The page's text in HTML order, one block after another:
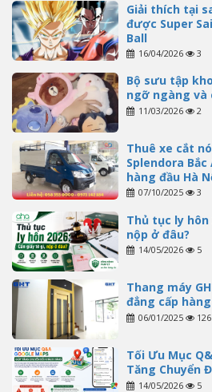
Giải thích tại
được Super
Ball
16/04/2026 3
Bộ sưu tập
ngỡ ngàng và
11/03/2026 2
Thuê xe cắt
Splendora
hàng đầu Hà
07/10/2025 3
Thủ tục ly hôn
nộp ở đâu?
14/05/2026 5
Thang máy
đẳng cấp
06/01/2025 126
Tối Ưu Mục
Tăng Chuyển
14/05/2026 5